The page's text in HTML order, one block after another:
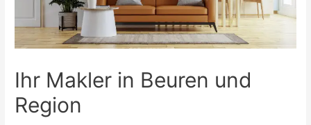
Ihr Makler in Beuren und
Region